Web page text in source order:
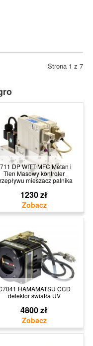
Strona 1 z 7
DP WITT MFC Metan i
Tlen Masowy kontroler
mieszacz palnika
1230 zł
HAMAMATSU CCD
detektor światła UV
4800 zł